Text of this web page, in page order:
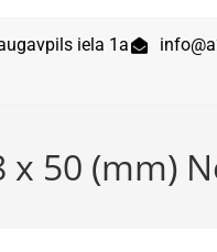
iela 1a
x 50 (mm)